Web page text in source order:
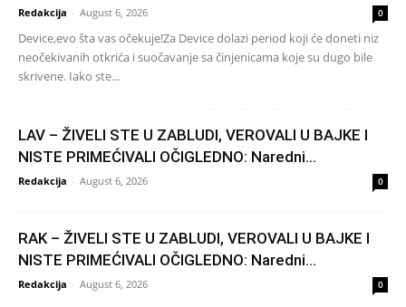
Redakcija - August 6, 2026 0
Device,evo šta vas očekuje!Za Device dolazi period koji će doneti niz
neočekivanih otkrića i suočavanje sa činjenicama koje su dugo bile
skrivene. Iako ste...
LAV – ŽIVELI STE U ZABLUDI, VEROVALI U BAJKE I
NISTE PRIMEĆIVALI OČIGLEDNO: Naredni...
Redakcija - August 6, 2026 0
RAK – ŽIVELI STE U ZABLUDI, VEROVALI U BAJKE I
NISTE PRIMEĆIVALI OČIGLEDNO: Naredni...
Redakcija - August 6, 2026 0